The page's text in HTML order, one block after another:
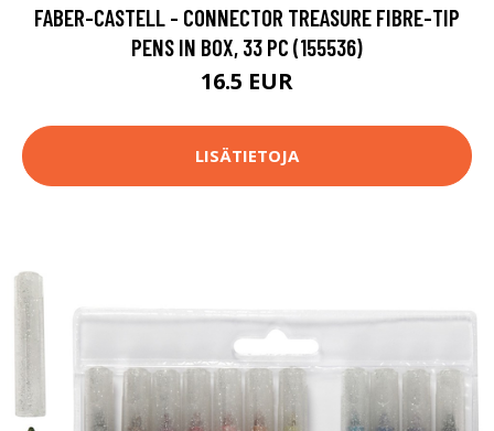
FABER-CASTELL - CONNECTOR TREASURE FIBRE-TIP
PENS IN BOX, 33 PC (155536)
16.5 EUR
LISÄTIETOJA